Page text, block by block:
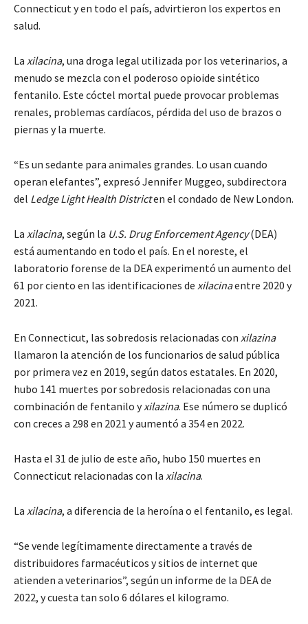
Connecticut y en todo el país, advirtieron los expertos en
salud.
La xilacina, una droga legal utilizada por los veterinarios, a
menudo se mezcla con el poderoso opioide sintético
fentanilo. Este cóctel mortal puede provocar problemas
renales, problemas cardíacos, pérdida del uso de brazos o
piernas y la muerte.
“Es un sedante para animales grandes. Lo usan cuando
operan elefantes”, expresó Jennifer Muggeo, subdirectora
del Ledge Light Health Districten el condado de New London.
La xilacina, según la U.S. Drug Enforcement Agency(DEA)
está aumentando en todo el país. En el noreste, el
laboratorio forense de la DEA experimentó un aumento del
61 por ciento en las identificaciones de xilacinaentre 2020 y
2021.
En Connecticut, las sobredosis relacionadas con xilazina
llamaron la atención de los funcionarios de salud pública
por primera vez en 2019, según datos estatales. En 2020,
hubo 141 muertes por sobredosis relacionadas con una
combinación de fentanilo yxilazina. Ese número se duplicó
con creces a 298 en 2021 y aumentó a 354 en 2022.
Hasta el 31 de julio de este año, hubo 150 muertes en
Connecticut relacionadas con la xilacina.
La xilacina, a diferencia de la heroína o el fentanilo, es legal.
“Se vende legítimamente directamente a través de
distribuidores farmacéuticos y sitios de internet que
atienden a veterinarios”, según un informe de la DEA de
2022, y cuesta tan solo 6 dólares el kilogramo.